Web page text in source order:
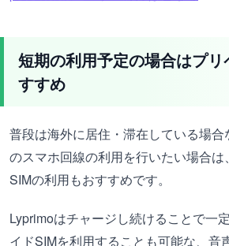
短期の利用予定の場合はプリ
すすめ
普段は海外に居住・滞在している場
のスマホ回線の利用を行いたい場合
SIMの利用もおすすめです。
Lyprimoはチャージし続けることで一
イドSIMを利用することも可能な、音